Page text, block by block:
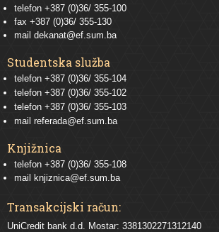
telefon +387 (0)36/ 355-100
fax +387 (0)36/ 355-130
mail dekanat@ef.sum.ba
Studentska služba
telefon +387 (0)36/ 355-104
telefon +387 (0)36/ 355-102
telefon +387 (0)36/ 355-103
mail referada@ef.sum.ba
Knjižnica
telefon +387 (0)36/ 355-108
mail
knjiznica@ef.sum.ba
Transakcijski račun:
UniCredit bank d.d. Mostar: 3381302271312140